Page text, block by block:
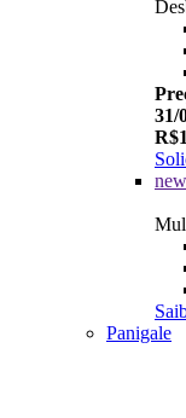
31/
new
Panigale